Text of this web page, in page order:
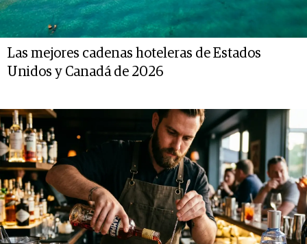
Las mejores cadenas hoteleras de Estados
Unidos y Canadá de 2026